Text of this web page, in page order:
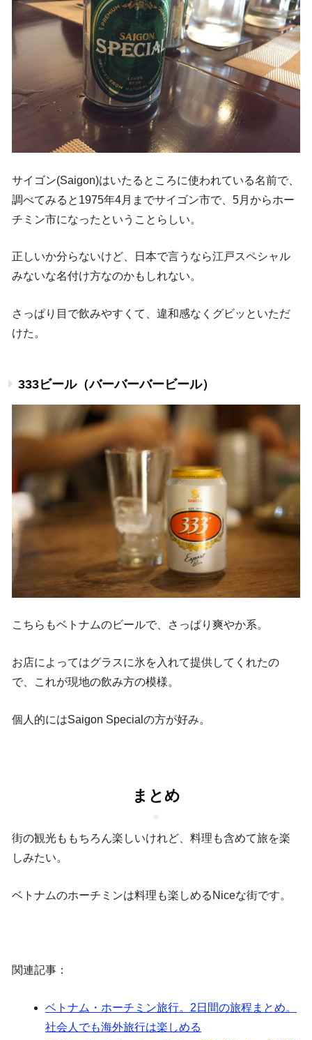
サイゴン(Saigon)はいたるところに使われている名前で、
調べてみると1975年4月までサイゴン市で、5月からホー
チミン市になったということらしい。
正しいか分らないけど、日本で言うなら江戸スペシャル
みないな名付け方なのかもしれない。
さっぱり目で飲みやすくて、違和感なくグビッといただ
けた。
333ビール（バーバーバービール）
こちらもベトナムのビールで、さっぱり爽やか系。
お店によってはグラスに氷を入れて提供してくれたの
で、これが現地の飲み方の模様。
個人的にはSaigon Specialの方が好み。
まとめ
街の観光ももちろん楽しいけれど、料理も含めて旅を楽
しみたい。
ベトナムのホーチミンは料理も楽しめるNiceな街です。
関連記事：
ベトナム・ホーチミン旅行。2日間の旅程まとめ。
社会人でも海外旅行は楽しめる